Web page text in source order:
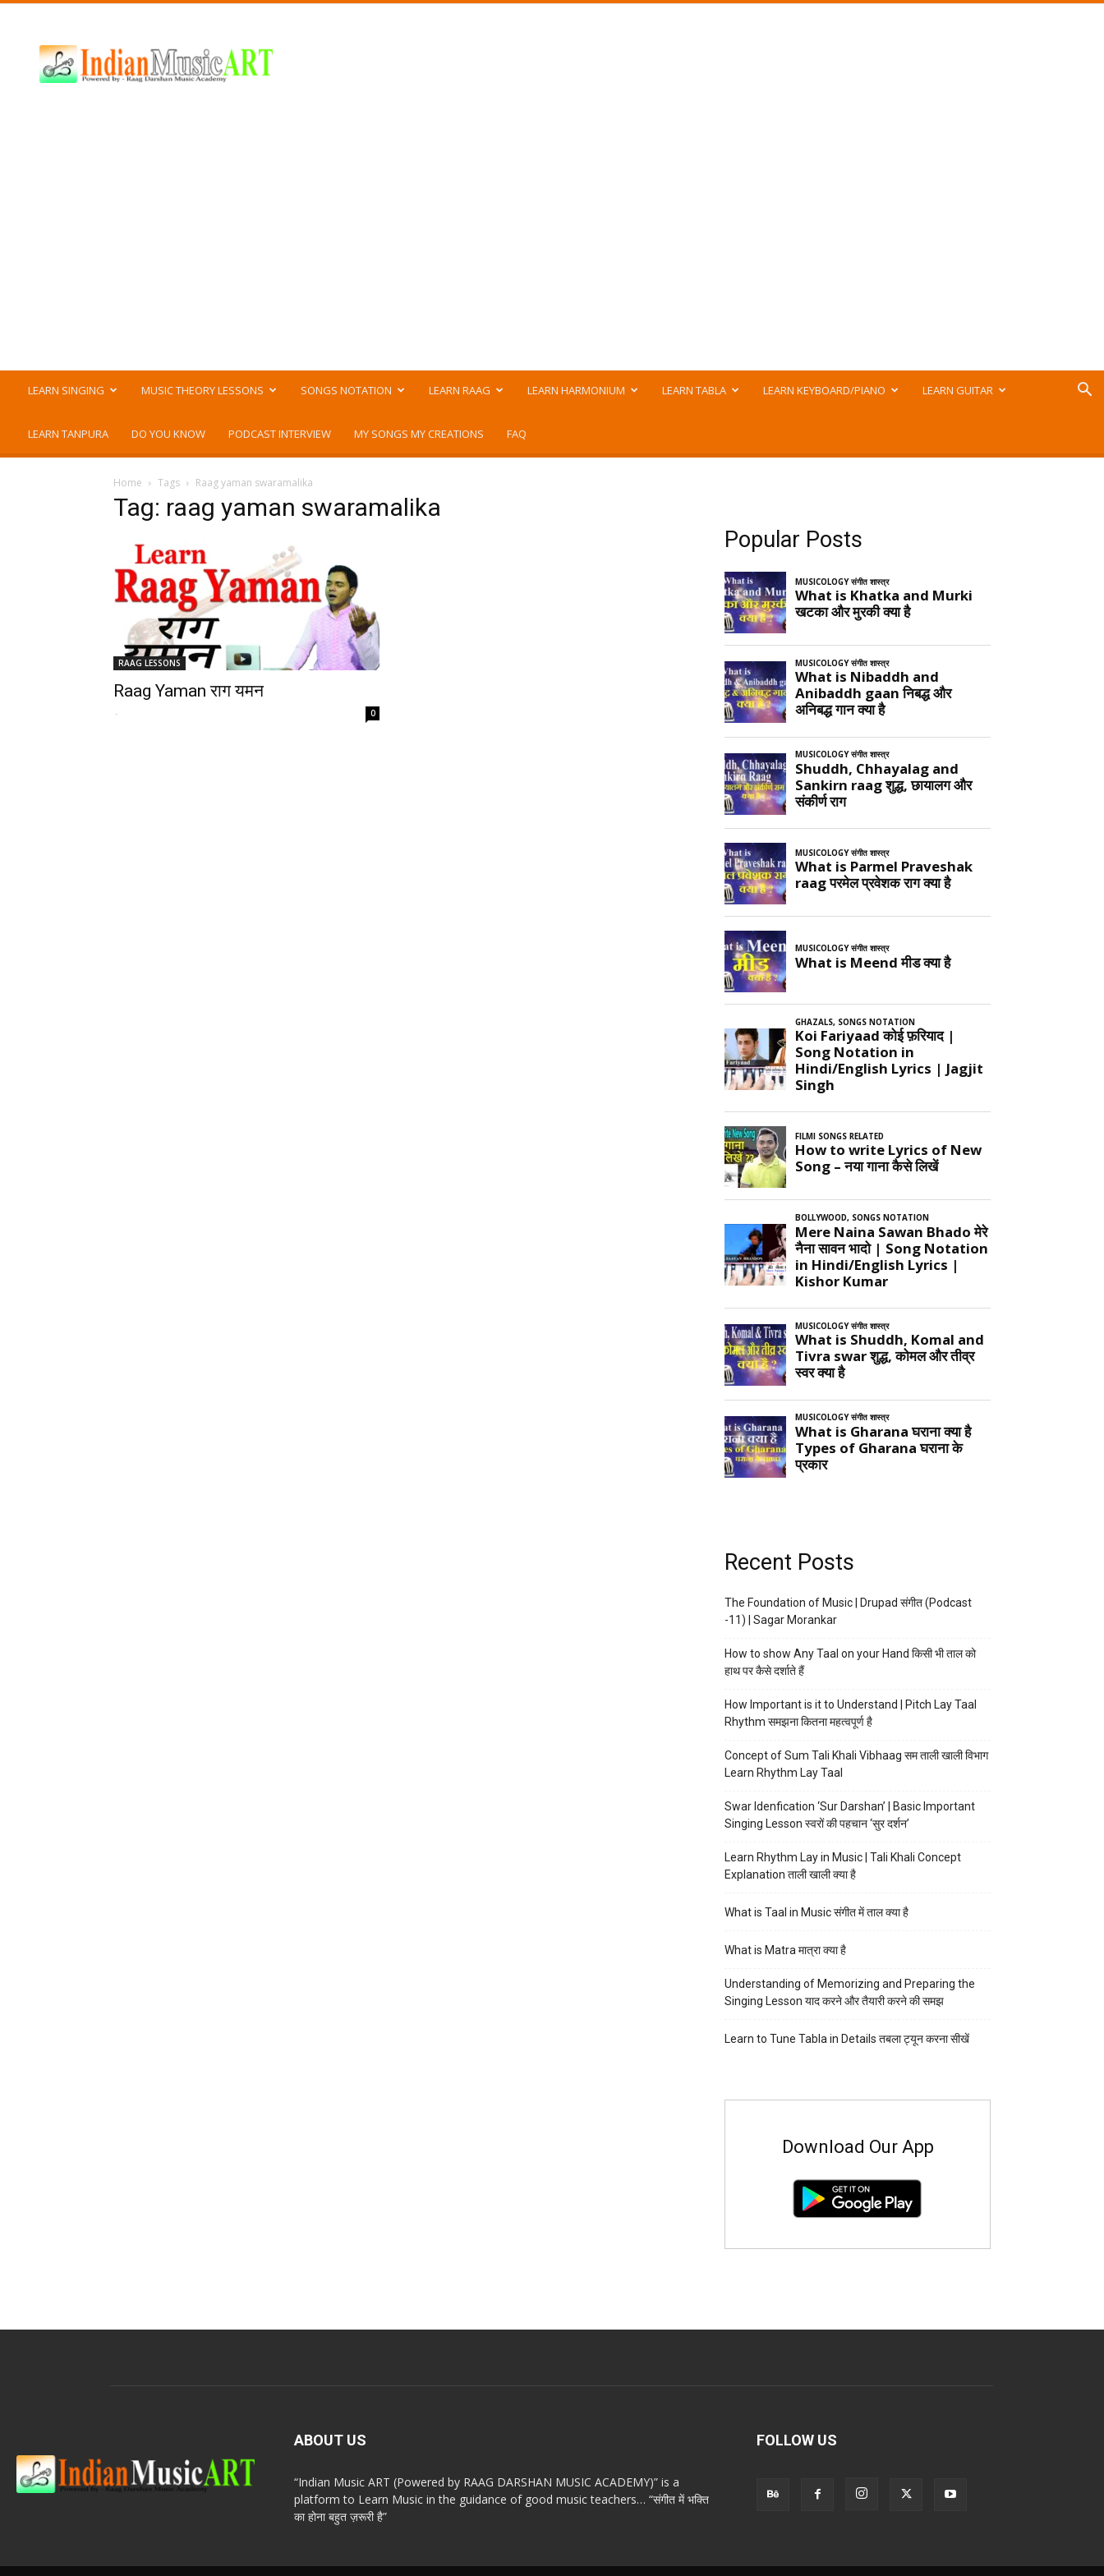
Music
ART
LEARN SINGING MUSIC THEORY LESSONS SONGS NOTATION LEARN RAAG LEARN HARMONIUM LEARN TABLA LEARN KEYBOARD/PIANO LEARN GUITAR
LEARN TANPURA DO YOU KNOW PODCAST INTERVIEW MY SONGS MY CREATIONS FAQ
Home Tags Raag yaman swaramalika
Tag: raag yaman swaramalika
RAAG LESSONS
Raag Yaman राग यमन
- 0
Popular Posts
Recent Posts
The Foundation of Music | Drupad संगीत (Podcast
-11) | Sagar Morankar
How to show Any Taal on your Hand किसी भी ताल को
हाथ पर कैसे दर्शाते हैं
How Important is it to Understand | Pitch Lay Taal
Rhythm समझना कितना महत्वपूर्ण है
Concept of Sum Tali Khali Vibhaag सम ताली खाली विभाग
Learn Rhythm Lay Taal
Swar Idenfication ‘Sur Darshan’ | Basic Important
Singing Lesson स्वरों की पहचान ‘सुर दर्शन’
Learn Rhythm Lay in Music | Tali Khali Concept
Explanation ताली खाली क्या है
What is Taal in Music संगीत में ताल क्या है
What is Matra मात्रा क्या है
Understanding of Memorizing and Preparing the
Singing Lesson याद करने और तैयारी करने की समझ
Learn to Tune Tabla in Details तबला ट्यून करना सीखें
Download Our App
ABOUT US
“Indian Music ART (Powered by RAAG DARSHAN MUSIC ACADEMY)” is a
platform to Learn Music in the guidance of good music teachers… “संगीत में भक्ति
का होना बहुत ज़रूरी है”
FOLLOW US